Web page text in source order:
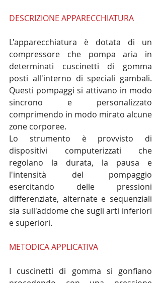
DESCRIZIONE APPARECCHIATURA
L'apparecchiatura è dotata di un
compressore che pompa aria in
determinati cuscinetti di gomma
posti all'interno di speciali gambali.
Questi pompaggi si attivano in modo
sincrono e personalizzato
comprimendo in modo mirato alcune
zone corporee.
Lo strumento è provvisto di
dispositivi computerizzati che
regolano la durata, la pausa e
l'intensità del pompaggio
esercitando delle pressioni
differenziate, alternate e sequenziali
sia sull'addome che sugli arti inferiori
e superiori.
METODICA APPLICATIVA
I cuscinetti di gomma si gonfiano